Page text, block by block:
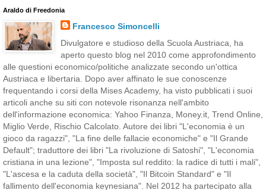
Araldo di Freedonia
Francesco Simoncelli
Divulgatore e studioso della Scuola Austriaca, ha
aperto questo blog nel 2010 come approfondimento
alle questioni economico/politiche analizzate secondo un'ottica
Austriaca e libertaria. Dopo aver affinato le sue conoscenze
frequentando i corsi della Mises Academy, ha visto pubblicati i suoi
articoli anche su siti con notevole risonanza nell'ambito
dell'informazione economica: Yahoo Finanza, Money.it, Trend Online,
Miglio Verde, Rischio Calcolato. Autore dei libri "L'economia è un
gioco da ragazzi", "La fine delle fallacie economiche" e "Il Grande
Default"; traduttore dei libri "La rivoluzione di Satoshi", "L'economia
cristiana in una lezione", "Imposta sul reddito: la radice di tutti i mali",
"L'ascesa e la caduta della società", "Il Bitcoin Standard" e "Il
fallimento dell'economia keynesiana". Nel 2012 ha partecipato alla